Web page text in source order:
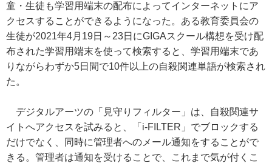
童・生徒も学習用端末の配布によってインターネットにア
クセスすることができるようになった。ある教育委員会の
生徒が2021年4月19日～23日にGIGAスクール構想を受け配
布された学習用端末を使って検索すると、学習用端末であ
りながらわずか5日間で10件以上の自殺関連単語が検索され
た。
デジタルアーツの「見守りフィルター」は、自殺関連サ
イトへアクセスを試みると、「i-FILTER」でブロックする
だけでなく、同時に管理者へのメール通知をすることがで
きる。管理者は通知を受けることで、これまで気が付くこ